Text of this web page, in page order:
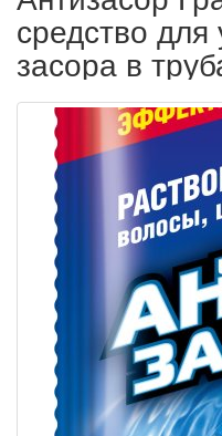
средство для
засора в